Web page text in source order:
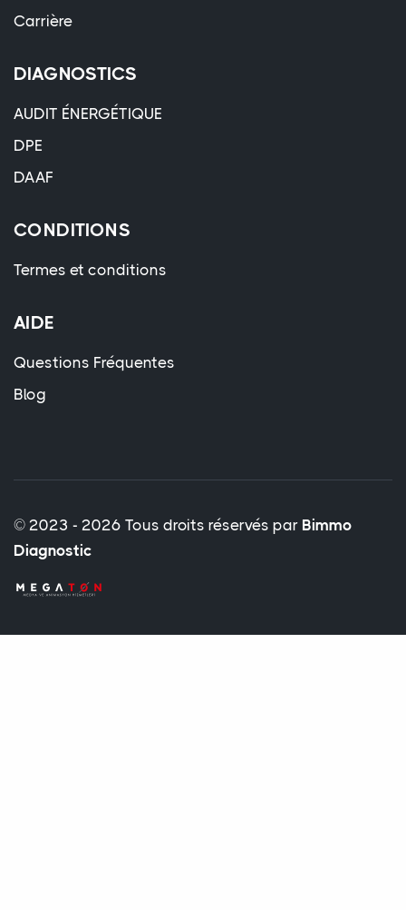
Carrière
DIAGNOSTICS
AUDIT ÉNERGÉTIQUE
DPE
DAAF
CONDITIONS
Termes et conditions
AIDE
Questions Fréquentes
Blog
© 2023 - 2026 Tous droits réservés par Bimmo
Diagnostic